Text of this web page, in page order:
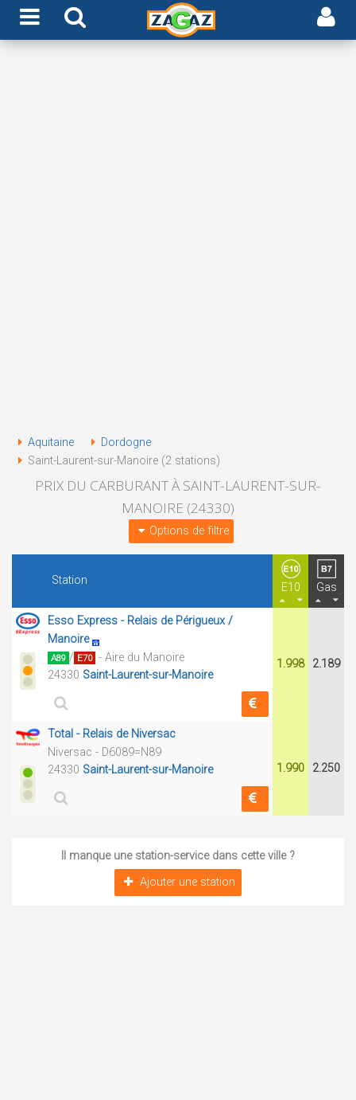
Aquitaine
Dordogne
Saint-Laurent-sur-Manoire (2 stations)
PRIX DU CARBURANT À SAINT-LAURENT-SUR-
MANOIRE (24330)
Options de filtre
Station
E10 Gas
Esso Express - Relais de Périgueux /
Manoire
A89 / E70 - Aire du Manoire
24330 Saint-Laurent-sur-Manoire
1.998 2.189
Total - Relais de Niversac
Niversac - D6089=N89
24330 Saint-Laurent-sur-Manoire 1.990 2.250
Il manque une station-service dans cette ville ?
Ajouter une station